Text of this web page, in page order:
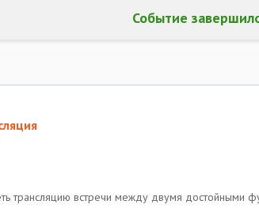
Событие
трансляцию встречи между двумя достойными